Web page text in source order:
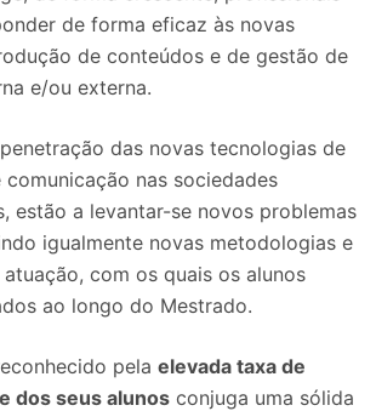
de forma eficaz às novas
de conteúdos e de gestão de
e/ou externa.
das novas tecnologias de
nas sociedades
estão a levantar-se novos problemas
igualmente novas metodologias e
com os quais os alunos
ao longo do Mestrado.
pela elevada taxa de
dos seus alunos conjuga uma sólida